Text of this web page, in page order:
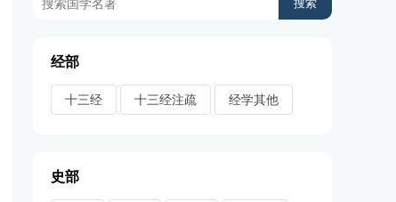
经部
十三经 十三经注疏 经学其他
史部